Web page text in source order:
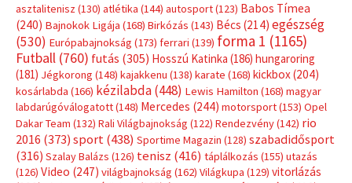
asztalitenisz (130) atlétika (144) autosport(123) Babos Tímea
(240) Bajnokok Ligája (168) Birkózás (143) Bécs (214) egészség
(530) Európabajnokság (173) ferrari (139) forma 1 (1165)
Futball (760) futás (305) Hosszú Katinka (186) hungaroring
(181) Jégkorong (148) kajakkenu (138) karate (168) kickbox(204)
kosárlabda (166) kézilabda(448) Lewis Hamilton (168) magyar
labdarúgóválogatott(148) Mercedes (244) motorsport(153) Opel
Dakar Team (132) Rali Világbajnokság (122) Rendezvény(142) rio
2016 (373) sport(438) Sportime Magazin (128) szabadidősport
(316) Szalay Balázs (126) tenisz (416) táplálkozás (155) utazás
(126) Video (247) világbajnokság (162) Világkupa (129) vitorlázás